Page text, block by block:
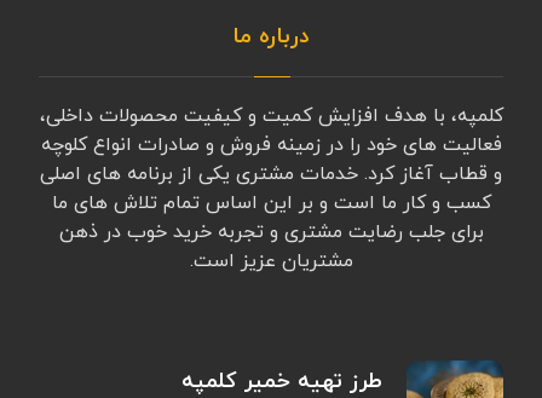
درباره ما
کلمپه، با هدف افزایش کمیت و کیفیت محصولات داخلی،
فعالیت های خود را در زمینه فروش و صادرات انواع کلوچه
و قطاب آغاز کرد. خدمات مشتری یکی از برنامه های اصلی
کسب و کار ما است و بر این اساس تمام تلاش های ما
برای جلب رضایت مشتری و تجربه خرید خوب در ذهن
مشتریان عزیز است.
طرز تهیه خمیر کلمپه